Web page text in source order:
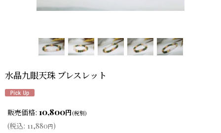
水晶九眼天珠 ブレスレット
販売価格: 10,800円(税別)
(税込: 11,880円)